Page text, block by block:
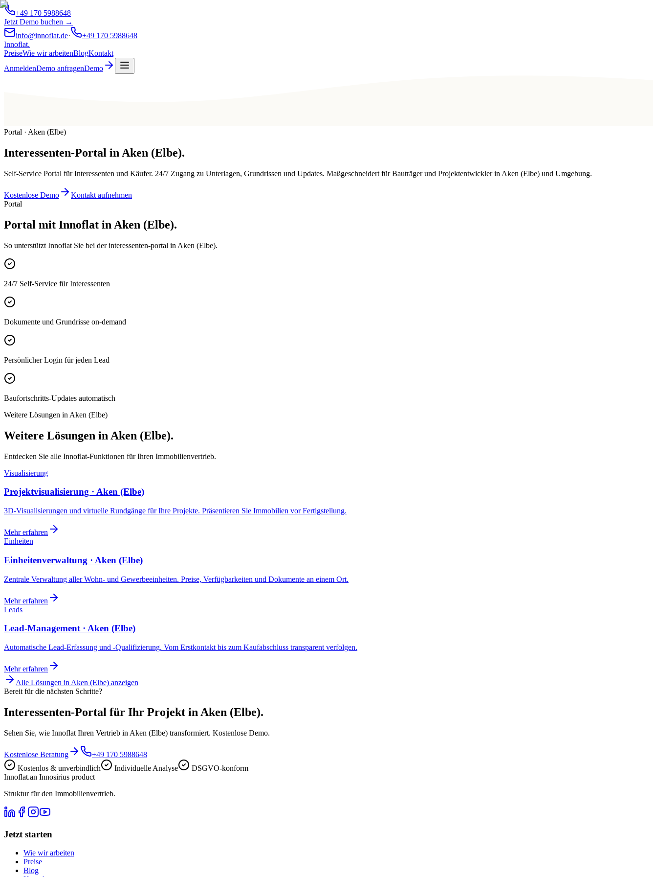
+49 170 5988648
Jetzt Demo buchen →
info@innoflat.de·
+49 170 5988648
Innoflat.
PreiseWie wir arbeitenBlogKontakt
AnmeldenDemo anfragenDemo
Portal · Aken (Elbe)
Interessenten-Portal in Aken (Elbe).
Self-Service Portal für Interessenten und Käufer. 24/7 Zugang zu Unterlagen, Grundrissen und Updates. Maßgeschneidert für Bauträger und Projektentwickler in Aken (Elbe) und Umgebung.
Kostenlose Demo
Kontakt aufnehmen
Portal
Portal mit Innoflat in Aken (Elbe).
So unterstützt Innoflat Sie bei der interessenten-portal in Aken (Elbe).
24/7 Self-Service für Interessenten
Dokumente und Grundrisse on-demand
Persönlicher Login für jeden Lead
Baufortschritts-Updates automatisch
Weitere Lösungen in Aken (Elbe)
Weitere Lösungen in Aken (Elbe).
Entdecken Sie alle Innoflat-Funktionen für Ihren Immobilienvertrieb.
Visualisierung
Projektvisualisierung · Aken (Elbe)
3D-Visualisierungen und virtuelle Rundgänge für Ihre Projekte. Präsentieren Sie Immobilien vor Fertigstellung.
Mehr erfahren
Einheiten
Einheitenverwaltung · Aken (Elbe)
Zentrale Verwaltung aller Wohn- und Gewerbeeinheiten. Preise, Verfügbarkeiten und Dokumente an einem Ort.
Mehr erfahren
Leads
Lead-Management · Aken (Elbe)
Automatische Lead-Erfassung und -Qualifizierung. Vom Erstkontakt bis zum Kaufabschluss transparent verfolgen.
Mehr erfahren
Alle Lösungen in Aken (Elbe) anzeigen
Bereit für die nächsten Schritte?
Interessenten-Portal für Ihr Projekt in Aken (Elbe).
Sehen Sie, wie Innoflat Ihren Vertrieb in Aken (Elbe) transformiert. Kostenlose Demo.
Kostenlose Beratung
+49 170 5988648
Kostenlos & unverbindlich
Individuelle Analyse
DSGVO-konform
Innoflat.an Innosirius product
Struktur für den Immobilienvertrieb.
Jetzt starten
Wie wir arbeiten
Preise
Blog